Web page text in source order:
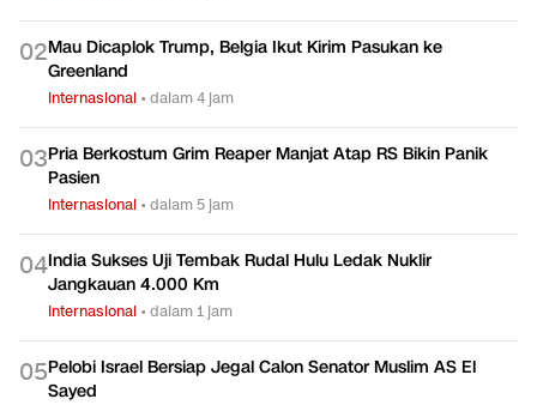
02Mau Dicaplok Trump, Belgia Ikut Kirim Pasukan ke
Greenland
Internasional •dalam 4 jam
03Pria Berkostum Grim Reaper Manjat Atap RS Bikin Panik
Pasien
Internasional •dalam 5 jam
04India Sukses Uji Tembak Rudal Hulu Ledak Nuklir
Jangkauan 4.000 Km
Internasional •dalam 1 jam
05Pelobi Israel Bersiap Jegal Calon Senator Muslim AS El
Sayed